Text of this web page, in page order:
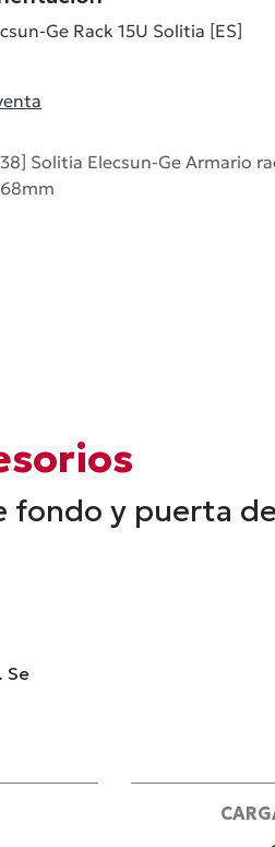
Ge Rack 15U Solitia [ES]
Solitia Elecsun-Ge Armario
fondo y puerta
Se